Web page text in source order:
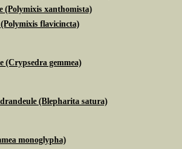
(Polymixis xanthomista)
(Polymixis flavicincta)
(Crypsedra gemmea)
(Blepharita satura)
monoglypha)